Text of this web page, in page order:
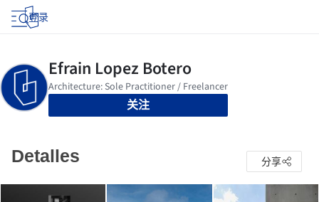
登录
关注
Detalles 分享